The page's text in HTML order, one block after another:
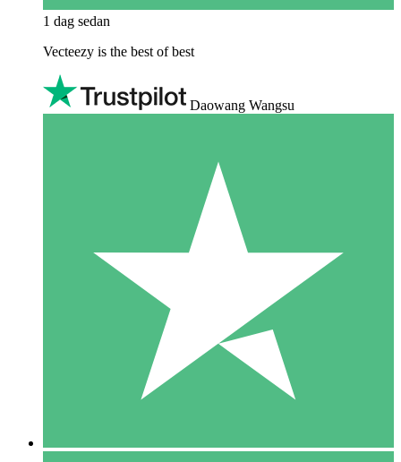
1 dag sedan
Vecteezy is the best of best
Daowang Wangsu